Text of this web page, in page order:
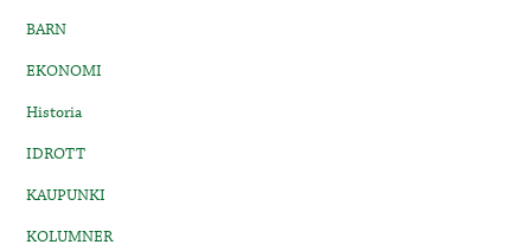
BARN
EKONOMI
Historia
IDROTT
KAUPUNKI
KOLUMNER